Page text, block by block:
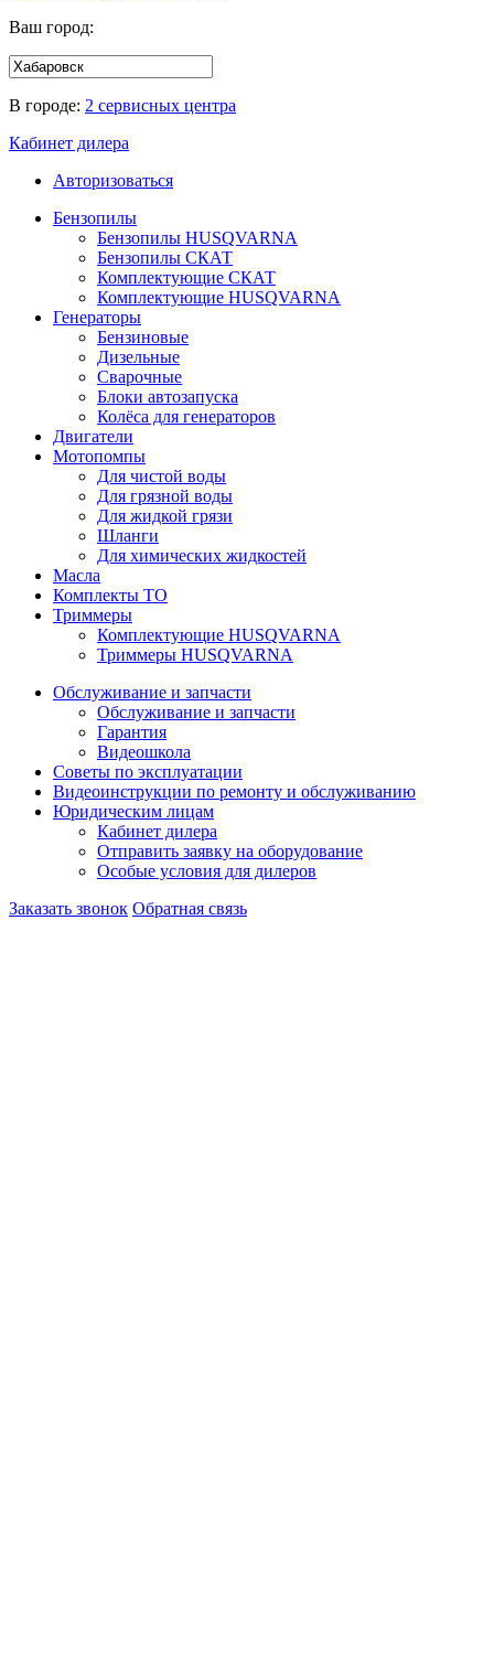
Ваш город:
В городе: 2 сервисных центра
Кабинет дилера
Авторизоваться
Бензопилы
Бензопилы HUSQVARNA
Бензопилы СКАТ
Комплектующие СКАТ
Комплектующие HUSQVARNA
Генераторы
Бензиновые
Дизельные
Сварочные
Блоки автозапуска
Колёса для генераторов
Двигатели
Мотопомпы
Для чистой воды
Для грязной воды
Для жидкой грязи
Шланги
Для химических жидкостей
Масла
Комплекты ТО
Триммеры
Комплектующие HUSQVARNA
Триммеры HUSQVARNA
Обслуживание и запчасти
Обслуживание и запчасти
Гарантия
Видеошкола
Советы по эксплуатации
Видеоинструкции по ремонту и обслуживанию
Юридическим лицам
Кабинет дилера
Отправить заявку на оборудование
Особые условия для дилеров
Заказать звонок Обратная связь